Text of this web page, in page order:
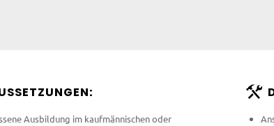
Ausbildung im kaufmännischen oder